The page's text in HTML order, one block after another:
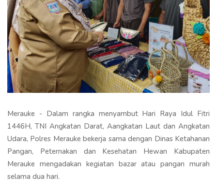
Merauke - Dalam rangka menyambut Hari Raya Idul Fitri
1446H, TNI Angkatan Darat, Aangkatan Laut dan Angkatan
Udara, Polres Merauke bekerja sama dengan Dinas Ketahanan
Pangan, Peternakan dan Kesehatan Hewan Kabupaten
Merauke mengadakan kegiatan bazar atau pangan murah
selama dua hari.